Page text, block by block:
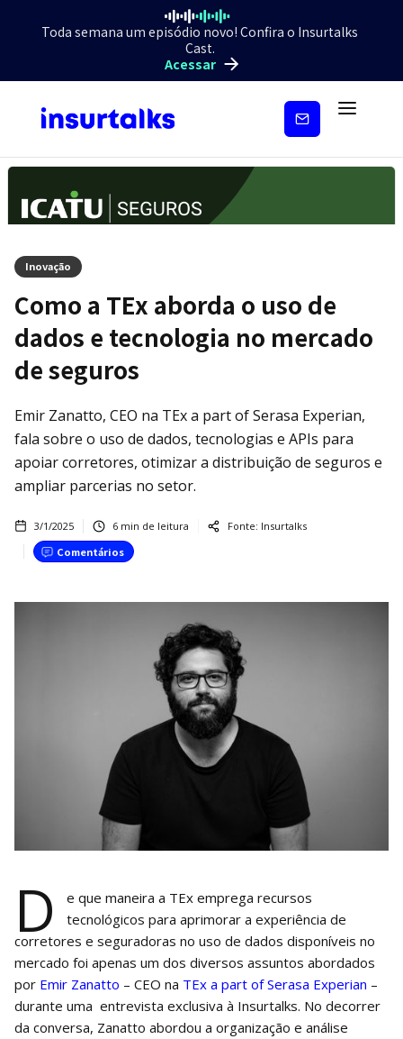
Toda semana um episódio novo! Confira o Insurtalks
Cast.
Acessar
Inscreva-
Inovação
Como a TEx aborda o uso de
dados e tecnologia no mercado
de seguros
Emir Zanatto, CEO na TEx a part of Serasa Experian,
fala sobre o uso de dados, tecnologias e APIs para
apoiar corretores, otimizar a distribuição de seguros e
ampliar parcerias no setor.
3/1/2025 6 min de leitura Fonte: Insurtalks
Comentários
D
e que maneira a TEx emprega recursos
tecnológicos para aprimorar a experiência de
corretores e seguradoras no uso de dados disponíveis no
mercado foi apenas um dos diversos assuntos abordados
por Emir Zanatto – CEO na TEx a part of Serasa Experian –
durante uma entrevista exclusiva à Insurtalks. No decorrer
da conversa, Zanatto abordou a organização e análise